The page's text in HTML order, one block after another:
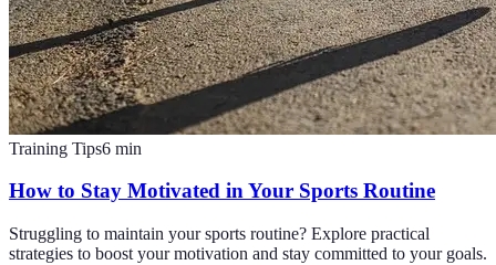
Training Tips6 min
How to Stay Motivated in Your Sports Routine
Struggling to maintain your sports routine? Explore practical
strategies to boost your motivation and stay committed to your goals.